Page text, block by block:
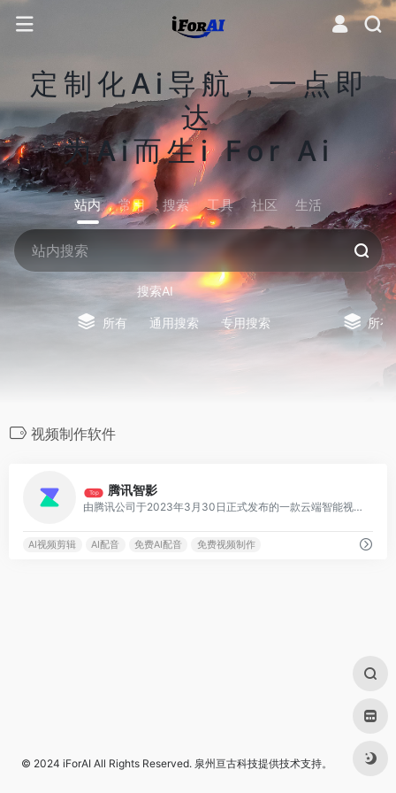
定制化Ai导航，一点即
达
为Ai而生i For Ai
站内 常用 搜索 工具 社区 生活
搜索AI
所有 通用搜索 专用搜索 所有
视频制作软件
Top 腾讯智影
由腾讯公司于2023年3月30日正式发布的一款云端智能视频创作工具，集素材搜集、视频剪辑、渲染导出和发布于一体的免费在线剪辑平台
AI视频剪辑 AI配音 免费AI配音 免费视频制作
© 2024 iForAI All Rights Reserved. 泉州亘古科技提供技术支持。